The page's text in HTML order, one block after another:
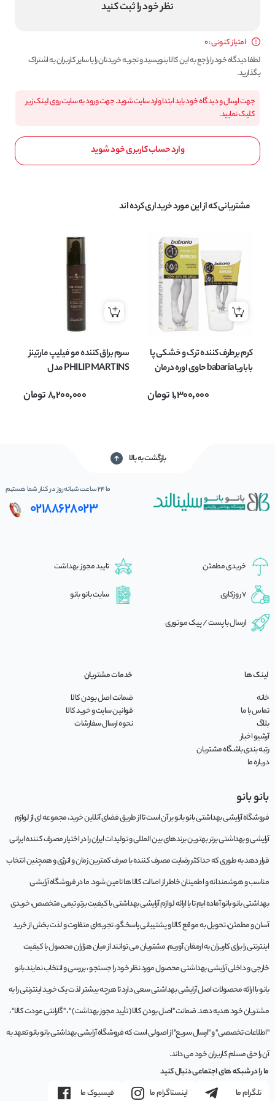
نظر خود را ثبت کنید
امتیاز کنونی : 0
لطفا دیدگاه خود را راجع به این کالا بنویسید و تجربه خریدتان را با سایر کاربران به اشتراک
بگذارید.
جهت ارسال و دیدگاه خود باید ابتدا وارد سایت شوید. جهت ورود به سایت روی لینک زیر
کلیک نمایید.
وارد حساب کاربری خود شوید
مشتریانی که از این مورد خریداری کرده اند
کرم برطرف کننده ترک و خشکی پا
باباریا babaria حاوی اوره درمان
1,300,000تومان
سرم براق کننده مو فیلیپ مارتینز
PHILIP MARTINS مدل
8,200,000تومان
بازگشت به بالا
ما 24 ساعت شبانه‌روز در کنار شما هستیم
02188628023
خریدی مطمئن تایید مجوز بهداشت
7 روزکاری سایت بانو بانو
ارسال با پست / پیک موتوری
لینک ها
خانه
تماس با ما
بلاگ
آرشیو اخبار
رتبه بندی باشگاه مشتریان
درباره ما
خدمات مشتریان
ضمانت اصل بودن کالا
قوانین سایت و خرید کالا
نحوه ارسال سفارشات
بانو بانو
فروشگاه آرایشی بهداشتی بانو بانو بر آن است تا از طریق فضای آنلاین خرید، مجموعه‌ ای از لوازم
آرایشی و بهداشتی برتر بهترین برندهای بین المللی و تولیدات ایران را در اختیار مصرف کننده ایرانی
قرار دهد به طوری که حداکثر رضایت مصرف کننده با صرف کمترین زمان و انرژی و همچنین انتخاب
مناسب و هوشمندانه و اطمینان خاطر از اصالت کالا ها تامین شود. ما در فروشگاه آرایشی
بهداشتی بانو بانو آماده ایم تا با ارائه لوازم آرایشی بهداشتی با کیفیت برتر، تیمی متخصص، خریدی
آسان و مطمئن، تحویل به موقع کالا و پشتیبانی پاسخگو، تجربه‌ای متفاوت و لذت بخش از خرید
اینترنتی را برای کاربران به ارمغان آوریم. مشتريان می توانند از ميان هزاران محصول با کيفيت
خارجی و داخلی آرایشی بهداشتی محصول مورد نظر خود را جستجو ، بررسی و انتخاب نمايند.بانو
بانو با ارائه محصولات اصل آرایشی بهداشتی سعی دارد تا هرچه بیشتر لذت یک خرید اینترنتی را به
مشتریان خود هدیه دهد. ضمانت "اصل بودن کالا ( تأیید مجوز بهداشت ) " ، "گارانتی عودت کالا" ،
"اطلاعات تخصصی" و "ارسال سریع" از اصولی است که فروشگاه آرایشی بهداشتی بانو بانو تعهد به
آن را حق مسلم کاربران خود می داند.
ما را در شبکه های اجتماعی دنبال کنید
تلگرام ما
اینستاگرام ما فیسبوک ما